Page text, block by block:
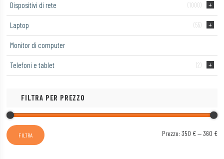
Dispositivi di rete (1000)
Laptop (55)
Monitor di computer
Telefoni e tablet (2)
FILTRA PER PREZZO
FILTRA Prezzo: 350 €—360 €